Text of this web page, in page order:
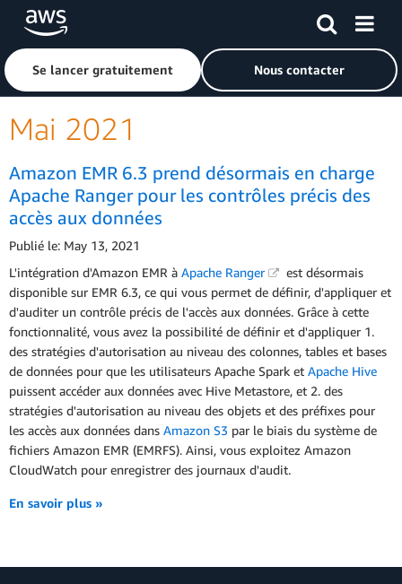
Passer au contenu principal
Cliquer ici pour revenir à la page d'accueil d'Amazon Web
Se lancer gratuitement Nous contacter
Mai 2021
Amazon EMR 6.3 prend désormais en charge
Apache Ranger pour les contrôles précis des
accès aux données
Publié le: May 13, 2021
L'intégration d'Amazon EMR à Apache Ranger
est désormais
disponible sur EMR 6.3, ce qui vous permet de définir, d'appliquer et
d'auditer un contrôle précis de l'accès aux données. Grâce à cette
fonctionnalité, vous avez la possibilité de définir et d'appliquer 1.
des stratégies d'autorisation au niveau des colonnes, tables et bases
de données pour que les utilisateurs Apache Spark et Apache Hive
puissent accéder aux données avec Hive Metastore, et 2. des
stratégies d'autorisation au niveau des objets et des préfixes pour
les accès aux données dans Amazon S3 par le biais du système de
fichiers Amazon EMR (EMRFS). Ainsi, vous exploitez Amazon
CloudWatch pour enregistrer des journaux d'audit.
En savoir plus »